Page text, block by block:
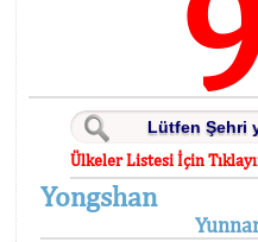
Ülkeler Listesi İçin
Yongshan